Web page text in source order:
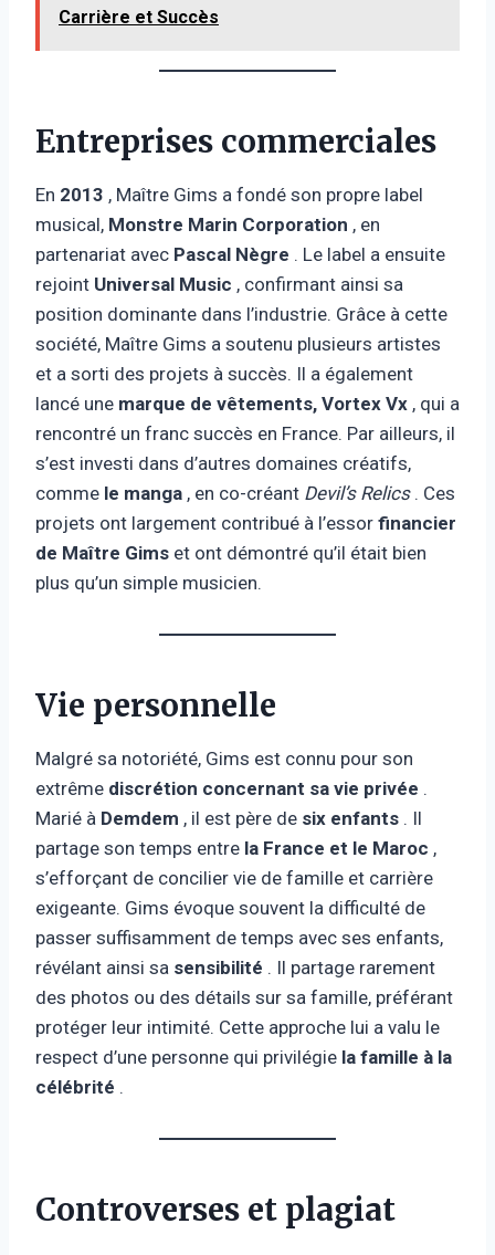
Carrière et Succès
Entreprises commerciales
En 2013 , Maître Gims a fondé son propre label
musical, Monstre Marin Corporation , en
partenariat avec Pascal Nègre . Le label a ensuite
rejoint Universal Music , confirmant ainsi sa
position dominante dans l’industrie. Grâce à cette
société, Maître Gims a soutenu plusieurs artistes
et a sorti des projets à succès. Il a également
lancé une marque de vêtements, Vortex Vx , qui a
rencontré un franc succès en France. Par ailleurs, il
s’est investi dans d’autres domaines créatifs,
comme le manga , en co-créant Devil’s Relics. Ces
projets ont largement contribué à l’essor financier
de Maître Gims et ont démontré qu’il était bien
plus qu’un simple musicien.
Vie personnelle
Malgré sa notoriété, Gims est connu pour son
extrême discrétion concernant sa vie privée .
Marié à Demdem , il est père de six enfants . Il
partage son temps entre la France et le Maroc ,
s’efforçant de concilier vie de famille et carrière
exigeante. Gims évoque souvent la difficulté de
passer suffisamment de temps avec ses enfants,
révélant ainsi sa sensibilité . Il partage rarement
des photos ou des détails sur sa famille, préférant
protéger leur intimité. Cette approche lui a valu le
respect d’une personne qui privilégie la famille à la
célébrité .
Controverses et plagiat